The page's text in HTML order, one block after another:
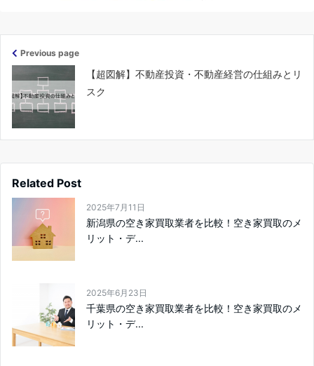
Previous page
【超図解】不動産投資・不動産経営の仕組みとリ
スク
Related Post
2025年7月11日
新潟県の空き家買取業者を比較！空き家買取のメ
リット・デ...
2025年6月23日
千葉県の空き家買取業者を比較！空き家買取のメ
リット・デ...